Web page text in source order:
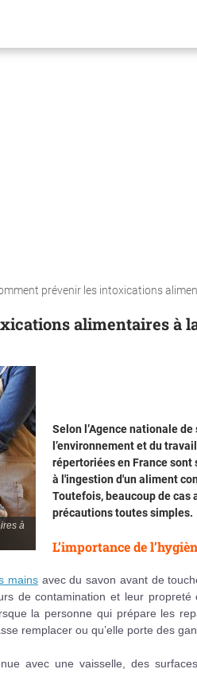
prévenir les intoxications
alimentaires à
à
Selon l’Agence nationale
l’environnement et du
répertoriées en France
à l'ingestion d'un aliment
Toutefois, beaucoup de
précautions toutes simples.
L’importance de
mains avec du savon avant de
de contamination et leur propreté
la personne qui prépare les
remplacer ou qu’elle porte des
avec une vaisselle, des